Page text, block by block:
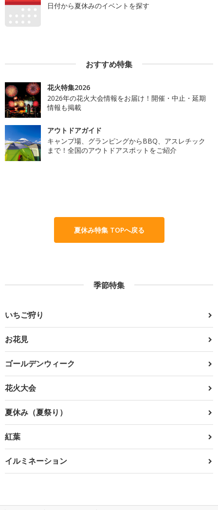
日付から夏休みのイベントを探す
おすすめ特集
花火特集2026
2026年の花火大会情報をお届け！開催・中止・延期
情報も掲載
アウトドアガイド
キャンプ場、グランピングからBBQ、アスレチック
まで！全国のアウトドアスポットをご紹介
夏休み特集 TOPへ戻る
季節特集
いちご狩り
お花見
ゴールデンウィーク
花火大会
夏休み（夏祭り）
紅葉
イルミネーション